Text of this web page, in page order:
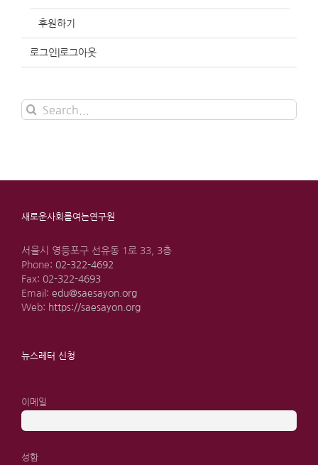
후원하기
로그인|로그아웃
Search
for:
새로운사회를여는연구원
서울시 영등포구 선유동 1로 33, 3층
Phone: 02-322-4692
Fax: 02-322-4693
Email: edu@saesayon.org
Web: https://saesayon.org
뉴스레터 신청
이메일
성함